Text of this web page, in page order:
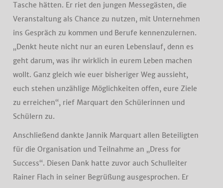
Tasche hätten. Er riet den jungen Messegästen, die
Veranstaltung als Chance zu nutzen, mit Unternehmen
ins Gespräch zu kommen und Berufe kennenzulernen.
„Denkt heute nicht nur an euren Lebenslauf, denn es
geht darum, was ihr wirklich in eurem Leben machen
wollt. Ganz gleich wie euer bisheriger Weg aussieht,
euch stehen unzählige Möglichkeiten offen, eure Ziele
zu erreichen“, rief Marquart den Schülerinnen und
Schülern zu.
Anschließend dankte Jannik Marquart allen Beteiligten
für die Organisation und Teilnahme an „Dress for
Success“. Diesen Dank hatte zuvor auch Schulleiter
Rainer Flach in seiner Begrüßung ausgesprochen. Er